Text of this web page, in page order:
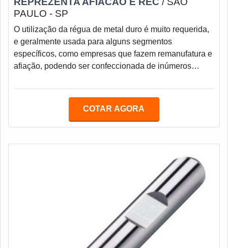
PAULO - SP
O utilização da régua de metal duro é muito requerida,
e geralmente usada para alguns segmentos
específicos, como empresas que fazem remanufatura e
afiação, podendo ser confeccionada de inúmeros
provocando desgastes em sua superfície, impactando
evita gastos e desperdício de recursos. O cliente
COTAR AGORA